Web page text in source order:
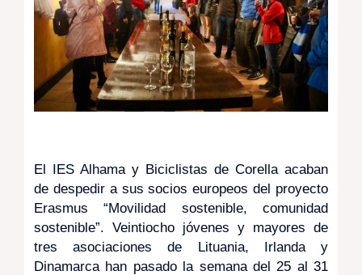
El IES Alhama y Biciclistas de Corella acaban
de despedir a sus socios europeos del proyecto
Erasmus “Movilidad sostenible, comunidad
sostenible”. Veintiocho jóvenes y mayores de
tres asociaciones de Lituania, Irlanda y
Dinamarca han pasado la semana del 25 al 31